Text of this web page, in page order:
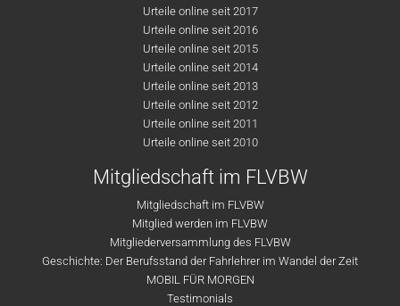
Urteile online seit 2017
Urteile online seit 2016
Urteile online seit 2015
Urteile online seit 2014
Urteile online seit 2013
Urteile online seit 2012
Urteile online seit 2011
Urteile online seit 2010
Mitgliedschaft im FLVBW
Mitgliedschaft im FLVBW
Mitglied werden im FLVBW
Mitgliederversammlung des FLVBW
Geschichte: Der Berufsstand der Fahrlehrer im Wandel der Zeit
MOBIL FÜR MORGEN
Testimonials